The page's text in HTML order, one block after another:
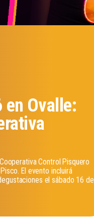
en Ovalle:
Control Pisquero
El evento incluirá
el sábado 16 de